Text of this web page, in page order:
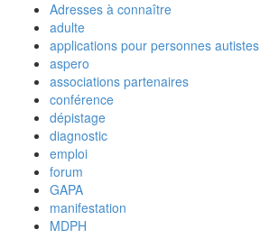
Adresses à connaître
adulte
applications pour personnes autistes
aspero
associations partenaires
conférence
dépistage
diagnostic
emploi
forum
GAPA
manifestation
MDPH